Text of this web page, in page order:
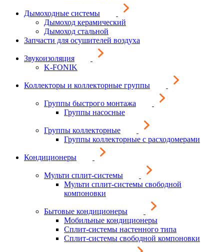
Дымоходные системы
Дымоход керамический
Дымоход стальной
Запчасти для осушителей воздуха
Звукоизоляция
K-FONIK
Коллекторы и коллекторные группы
Группы быстрого монтажа
Группы насосные
Группы коллекторные
Группы коллекторные с расходомерами
Кондиционеры
Мульти сплит-системы
Мульти сплит-системы свободной
компоновки
Бытовые кондиционеры
Мобильные кондиционеры
Сплит-системы настенного типа
Сплит-системы свободной компоновки